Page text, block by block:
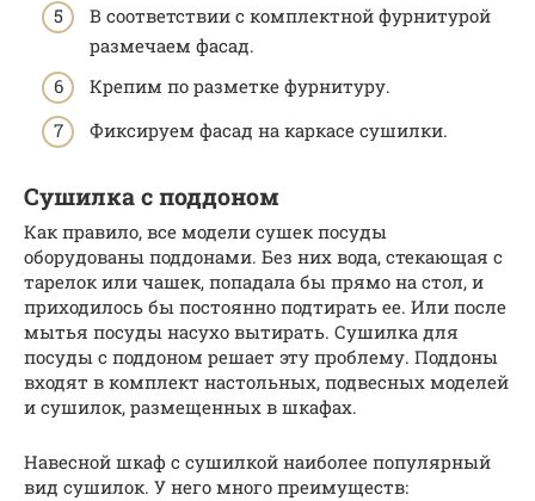
В соответствии с комплектной фурнитурой
размечаем фасад.
Крепим по разметке фурнитуру.
Фиксируем фасад на каркасе сушилки.
Сушилка с поддоном
Как правило, все модели сушек посуды
оборудованы поддонами. Без них вода, стекающая с
тарелок или чашек, попадала бы прямо на стол, и
приходилось бы постоянно подтирать ее. Или после
мытья посуды насухо вытирать. Сушилка для
посуды с поддоном решает эту проблему. Поддоны
входят в комплект настольных, подвесных моделей
и сушилок, размещенных в шкафах.
Навесной шкаф с сушилкой наиболее популярный
вид сушилок. У него много преимуществ: